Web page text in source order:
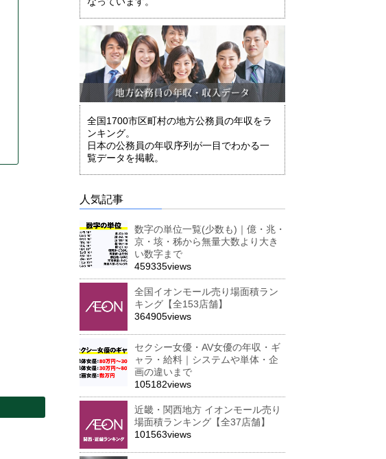
全国1700市区町村の地方公務員の年収をラ
ンキング。
日本の公務員の年収序列が一目でわかる一
覧データを掲載。
人気記事
数字の単位一覧(少数も)｜億・兆・
京・垓・秭から無量大数より大き
い数字まで
459335views
全国イオンモール売り場面積ラン
キング【全153店舗】
364905views
セクシー女優・AV女優の年収・ギ
ャラ・給料｜システムや単体・企
画の違いまで
105182views
近畿・関西地方 イオンモール売り
場面積ランキング【全37店舗】
101563views